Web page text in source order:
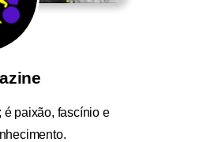
é paixão, fascínio e